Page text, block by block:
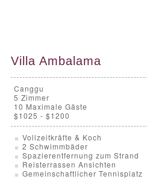
Villa Ambalama
Canggu
5 Zimmer
10 Maximale Gäste
$1025 - $1200
Vollzeitkräfte & Koch
2 Schwimmbäder
Spazierentfernung zum Strand
Reisterrassen Ansichten
Gemeinschaftlicher Tennisplatz